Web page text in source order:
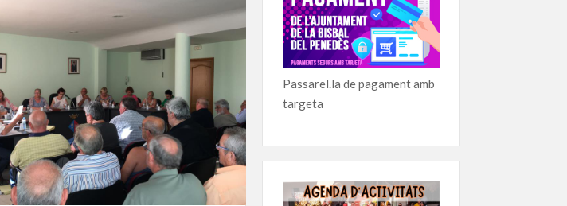
Passarel.la de pagament amb
targeta